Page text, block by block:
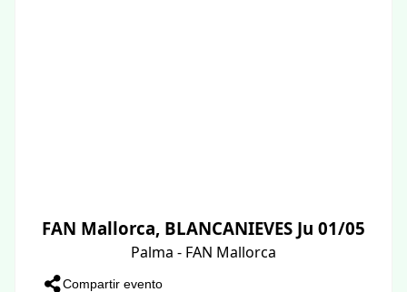
FAN Mallorca, BLANCANIEVES Ju 01/05
Palma - FAN Mallorca
Compartir evento